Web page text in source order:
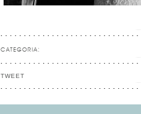
CATEGORIA:
TWEET